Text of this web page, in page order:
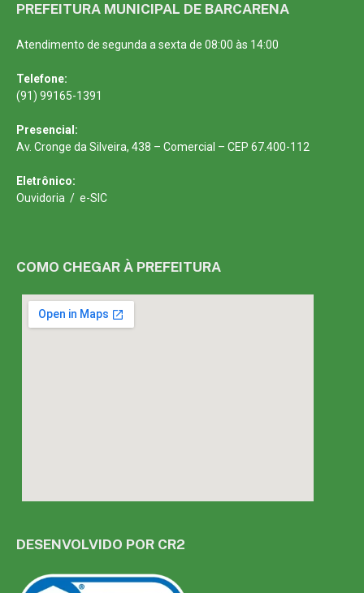
PREFEITURA MUNICIPAL DE BARCARENA
Atendimento de segunda a sexta de 08:00 às 14:00
Telefone:
(91) 99165-1391
Presencial:
Av. Cronge da Silveira, 438 – Comercial – CEP 67.400-112
Eletrônico:
Ouvidoria / e-SIC
COMO CHEGAR À PREFEITURA
DESENVOLVIDO POR CR2